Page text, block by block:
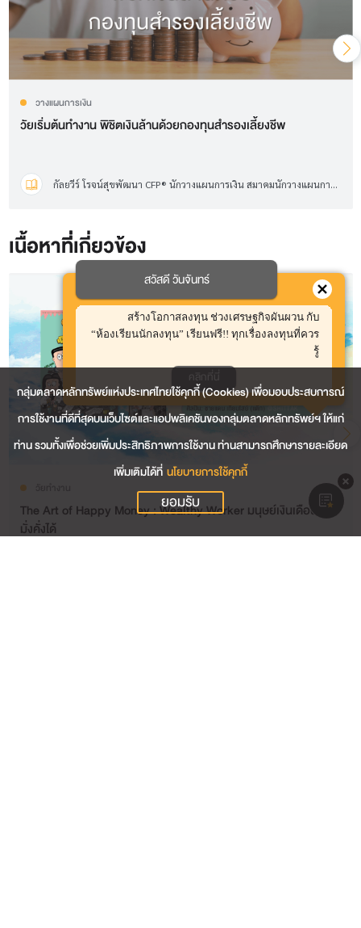
วางแผนการเงิน
วัยเริ่มต้นทำงาน พิชิตเงินล้านด้วยกองทุนสำรองเลี้ยงชีพ
กัลยวีร์ โรจน์สุขพัฒนา CFP® นักวางแผนการเงิน สมาคมนักวางแผนการเงินไทย
เนื้อหาที่ี่เกี่ยวข้อง
The Art of Happy Money : Wealthy Worker มนุษย์เงินเดือนก็
มั่งคั่งได้
สวัสดี วันจันทร์
สร้างโอกาสลงทุน ช่วงเศรษฐกิจผันผวน กับ
“ห้องเรียนนักลงทุน” เรียนฟรี!! ทุกเรื่องลงทุนที่ควร
รู้
คลิกที่นี่
กลุ่มตลาดหลักทรัพย์แห่งประเทศไทยใช้คุกกี้ (Cookies) เพื่อมอบประสบการณ์
การใช้งานที่ดีที่สุดบนเว็บไซต์และแอปพลิเคชันของกลุ่มตลาดหลักทรัพย์ฯ ให้แก่
ท่าน รวมทั้งเพื่อช่วยเพิ่มประสิทธิภาพการใช้งาน ท่านสามารถศึกษารายละเอียด
เพิ่มเติมได้ที่ นโยบายการใช้คุกกี้
ยอมรับ